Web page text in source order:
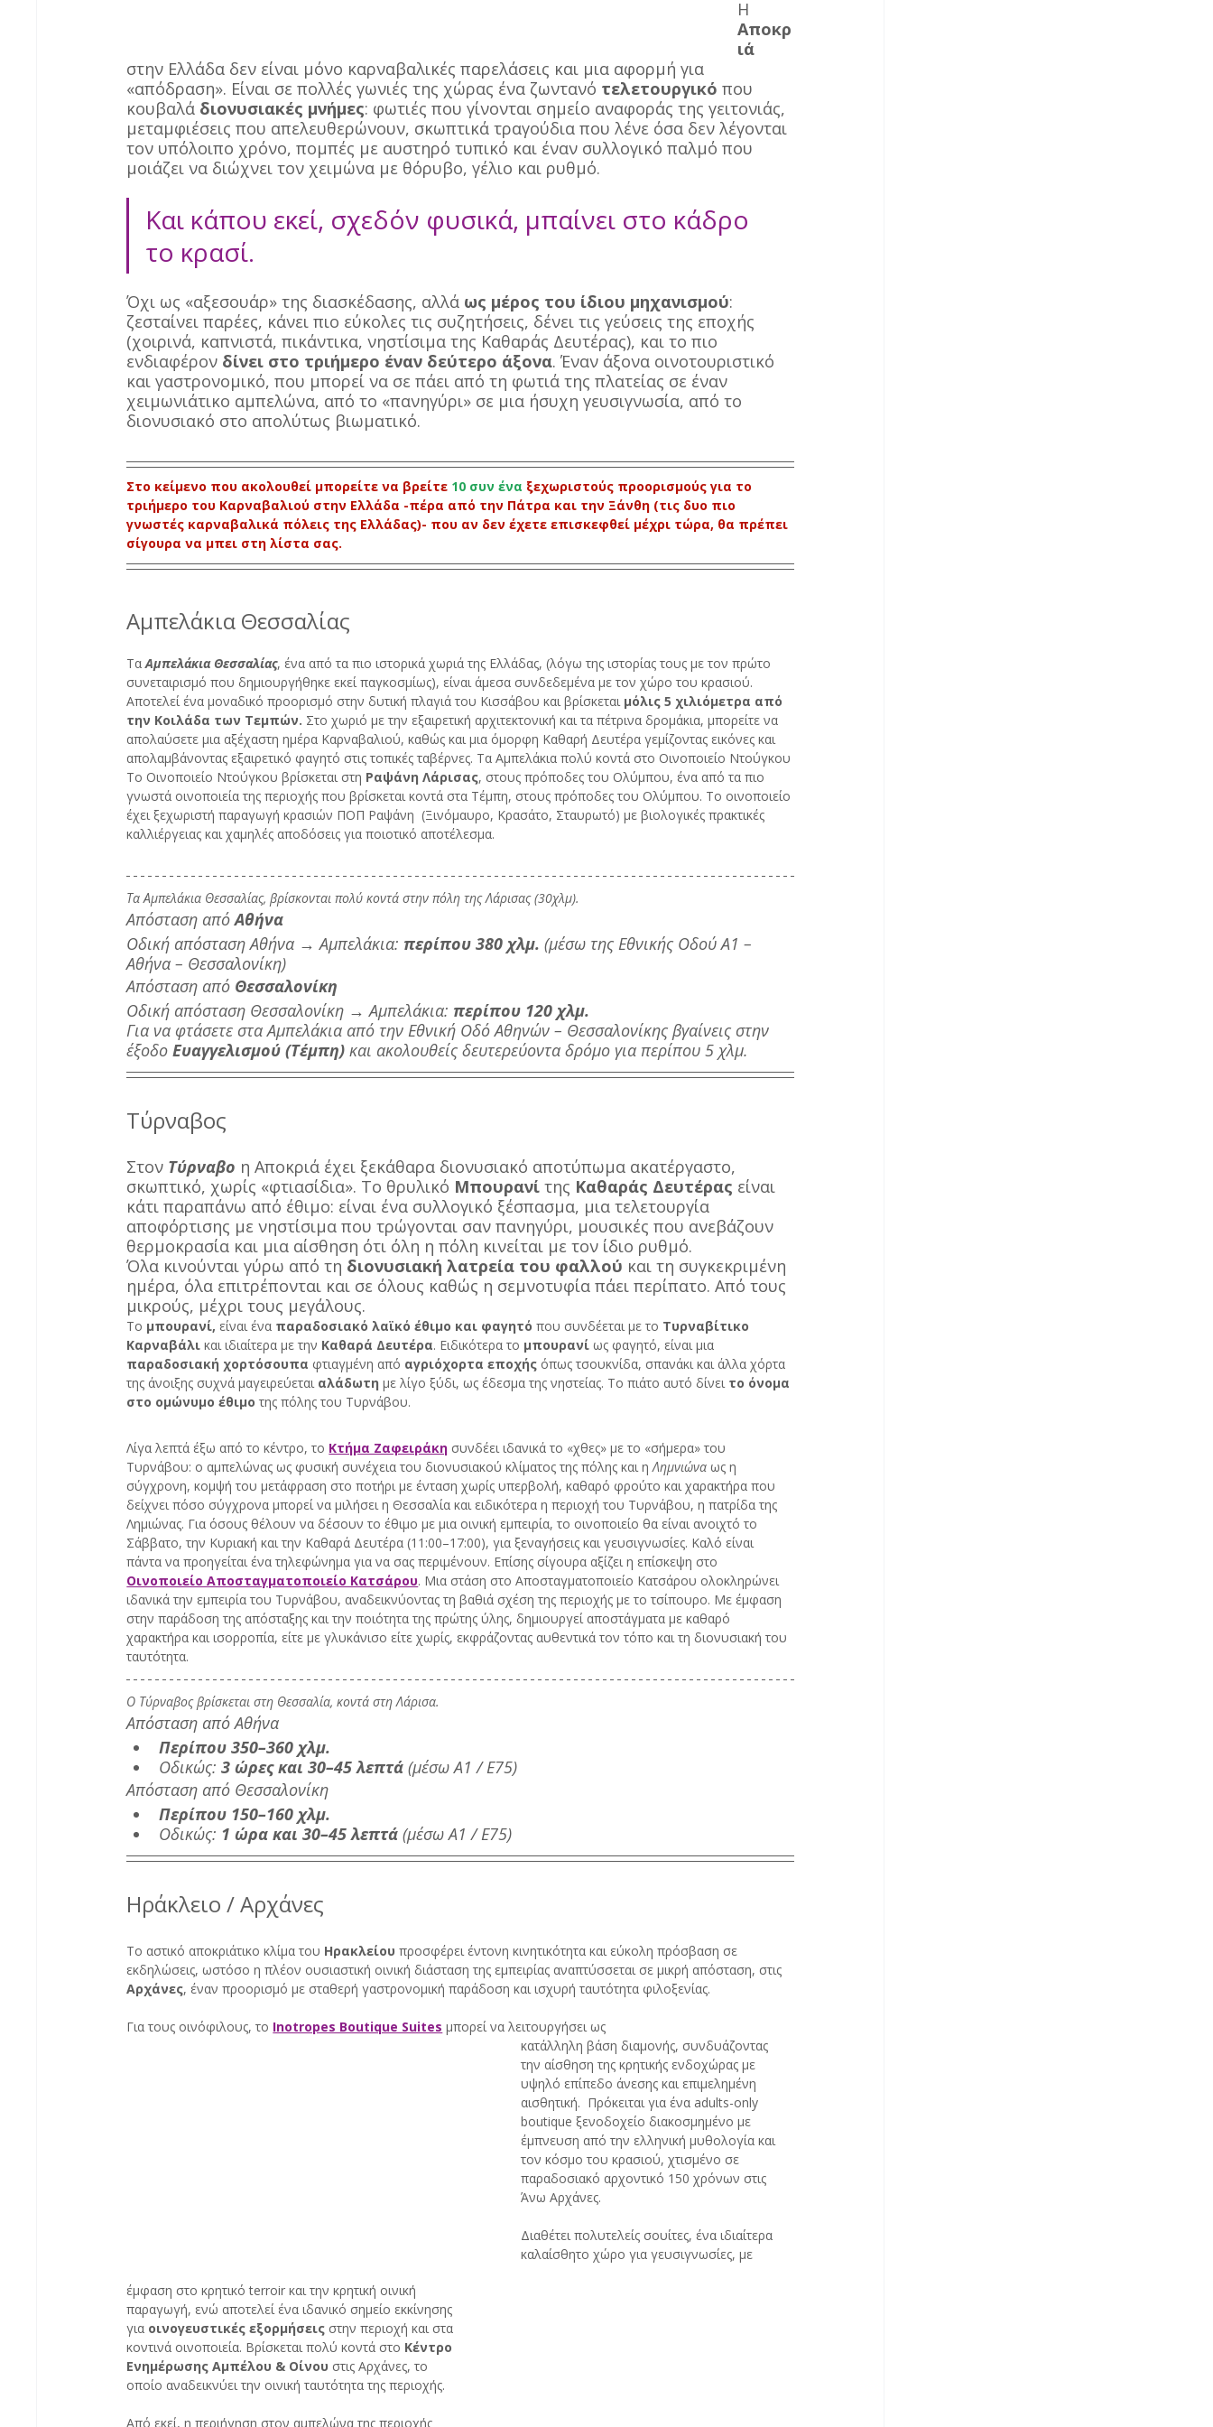
Η
Αποκρ
ιά
στην Ελλάδα δεν είναι μόνο καρναβαλικές παρελάσεις και μια αφορμή για
«απόδραση». Είναι σε πολλές γωνιές της χώρας ένα ζωντανό τελετουργικό που
κουβαλά διονυσιακές μνήμες: φωτιές που γίνονται σημείο αναφοράς της γειτονιάς,
μεταμφιέσεις που απελευθερώνουν, σκωπτικά τραγούδια που λένε όσα δεν λέγονται
τον υπόλοιπο χρόνο, πομπές με αυστηρό τυπικό και έναν συλλογικό παλμό που
μοιάζει να διώχνει τον χειμώνα με θόρυβο, γέλιο και ρυθμό.
Και κάπου εκεί, σχεδόν φυσικά, μπαίνει στο κάδρο
το κρασί.
Όχι ως «αξεσουάρ» της διασκέδασης, αλλά ως μέρος του ίδιου μηχανισμού:
ζεσταίνει παρέες, κάνει πιο εύκολες τις συζητήσεις, δένει τις γεύσεις της εποχής
(χοιρινά, καπνιστά, πικάντικα, νηστίσιμα της Καθαράς Δευτέρας), και το πιο
ενδιαφέρον δίνει στο τριήμερο έναν δεύτερο άξονα. Έναν άξονα οινοτουριστικό
και γαστρονομικό, που μπορεί να σε πάει από τη φωτιά της πλατείας σε έναν
χειμωνιάτικο αμπελώνα, από το «πανηγύρι» σε μια ήσυχη γευσιγνωσία, από το
διονυσιακό στο απολύτως βιωματικό.
Στο κείμενο που ακολουθεί μπορείτε να βρείτε 10 συν ένα ξεχωριστούς προορισμούς για το
τριήμερο του Καρναβαλιού στην Ελλάδα -πέρα από την Πάτρα και την Ξάνθη (τις δυο πιο
γνωστές καρναβαλικά πόλεις της Ελλάδας)- που αν δεν έχετε επισκεφθεί μέχρι τώρα, θα πρέπει
σίγουρα να μπει στη λίστα σας.
Αμπελάκια Θεσσαλίας
Τα Αμπελάκια Θεσσαλίας, ένα από τα πιο ιστορικά χωριά της Ελλάδας, (λόγω της ιστορίας τους με τον πρώτο
συνεταιρισμό που δημιουργήθηκε εκεί παγκοσμίως), είναι άμεσα συνδεδεμένα με τον χώρο του κρασιού.
Αποτελεί ένα μοναδικό προορισμό στην δυτική πλαγιά του Κισσάβου και βρίσκεται μόλις 5 χιλιόμετρα από
την Κοιλάδα των Τεμπών. Στο χωριό με την εξαιρετική αρχιτεκτονική και τα πέτρινα δρομάκια, μπορείτε να
απολαύσετε μια αξέχαστη ημέρα Καρναβαλιού, καθώς και μια όμορφη Καθαρή Δευτέρα γεμίζοντας εικόνες και
απολαμβάνοντας εξαιρετικό φαγητό στις τοπικές ταβέρνες. Τα Αμπελάκια πολύ κοντά στο Οινοποιείο Ντούγκου
Το Οινοποιείο Ντούγκου βρίσκεται στη Ραψάνη Λάρισας, στους πρόποδες του Ολύμπου, ένα από τα πιο
γνωστά οινοποιεία της περιοχής που βρίσκεται κοντά στα Τέμπη, στους πρόποδες του Ολύμπου. Το οινοποιείο
έχει ξεχωριστή παραγωγή κρασιών ΠΟΠ Ραψάνη  (Ξινόμαυρο, Κρασάτο, Σταυρωτό) με βιολογικές πρακτικές
καλλιέργειας και χαμηλές αποδόσεις για ποιοτικό αποτέλεσμα.
Τα Αμπελάκια Θεσσαλίας, βρίσκονται πολύ κοντά στην πόλη της Λάρισας (30χλμ).
Απόσταση από Αθήνα
Οδική απόσταση Αθήνα → Αμπελάκια: περίπου 380 χλμ. (μέσω της Εθνικής Οδού Α1 –
Αθήνα – Θεσσαλονίκη)
Απόσταση από Θεσσαλονίκη
Οδική απόσταση Θεσσαλονίκη → Αμπελάκια: περίπου 120 χλμ.
Για να φτάσετε στα Αμπελάκια από την Εθνική Οδό Αθηνών – Θεσσαλονίκης βγαίνεις στην
έξοδο Ευαγγελισμού (Τέμπη) και ακολουθείς δευτερεύοντα δρόμο για περίπου 5 χλμ.
Τύρναβος
Στον Τύρναβο η Αποκριά έχει ξεκάθαρα διονυσιακό αποτύπωμα ακατέργαστο,
σκωπτικό, χωρίς «φτιασίδια». Το θρυλικό Μπουρανί της Καθαράς Δευτέρας είναι
κάτι παραπάνω από έθιμο: είναι ένα συλλογικό ξέσπασμα, μια τελετουργία
αποφόρτισης με νηστίσιμα που τρώγονται σαν πανηγύρι, μουσικές που ανεβάζουν
θερμοκρασία και μια αίσθηση ότι όλη η πόλη κινείται με τον ίδιο ρυθμό.
Όλα κινούνται γύρω από τη διονυσιακή λατρεία του φαλλού και τη συγκεκριμένη
ημέρα, όλα επιτρέπονται και σε όλους καθώς η σεμνοτυφία πάει περίπατο. Από τους
μικρούς, μέχρι τους μεγάλους.
Το μπουρανί, είναι ένα παραδοσιακό λαϊκό έθιμο και φαγητό που συνδέεται με το Τυρναβίτικο
Καρναβάλι και ιδιαίτερα με την Καθαρά Δευτέρα. Ειδικότερα το μπουρανί ως φαγητό, είναι μια
παραδοσιακή χορτόσουπα φτιαγμένη από αγριόχορτα εποχής όπως τσουκνίδα, σπανάκι και άλλα χόρτα
της άνοιξης συχνά μαγειρεύεται αλάδωτη με λίγο ξύδι, ως έδεσμα της νηστείας. Το πιάτο αυτό δίνει το όνομα
στο ομώνυμο έθιμο της πόλης του Τυρνάβου.
Λίγα λεπτά έξω από το κέντρο, το Κτήμα Ζαφειράκη συνδέει ιδανικά το «χθες» με το «σήμερα» του
Τυρνάβου: ο αμπελώνας ως φυσική συνέχεια του διονυσιακού κλίματος της πόλης και η Λημνιώνα ως η
σύγχρονη, κομψή του μετάφραση στο ποτήρι με ένταση χωρίς υπερβολή, καθαρό φρούτο και χαρακτήρα που
δείχνει πόσο σύγχρονα μπορεί να μιλήσει η Θεσσαλία και ειδικότερα η περιοχή του Τυρνάβου, η πατρίδα της
Λημιώνας. Για όσους θέλουν να δέσουν το έθιμο με μια οινική εμπειρία, το οινοποιείο θα είναι ανοιχτό το
Σάββατο, την Κυριακή και την Καθαρά Δευτέρα (11:00–17:00), για ξεναγήσεις και γευσιγνωσίες. Καλό είναι
πάντα να προηγείται ένα τηλεφώνημα για να σας περιμένουν. Επίσης σίγουρα αξίζει η επίσκεψη στο
Οινοποιείο Αποσταγματοποιείο Κατσάρου. Μια στάση στο Αποσταγματοποιείο Κατσάρου ολοκληρώνει
ιδανικά την εμπειρία του Τυρνάβου, αναδεικνύοντας τη βαθιά σχέση της περιοχής με το τσίπουρο. Με έμφαση
στην παράδοση της απόσταξης και την ποιότητα της πρώτης ύλης, δημιουργεί αποστάγματα με καθαρό
χαρακτήρα και ισορροπία, είτε με γλυκάνισο είτε χωρίς, εκφράζοντας αυθεντικά τον τόπο και τη διονυσιακή του
ταυτότητα.
Ο Τύρναβος βρίσκεται στη Θεσσαλία, κοντά στη Λάρισα.
Απόσταση από Αθήνα
Περίπου 350–360 χλμ.
Οδικώς: 3 ώρες και 30–45 λεπτά (μέσω Α1 / Ε75)
Απόσταση από Θεσσαλονίκη
Περίπου 150–160 χλμ.
Οδικώς: 1 ώρα και 30–45 λεπτά (μέσω Α1 / Ε75)
Ηράκλειο / Αρχάνες
Το αστικό αποκριάτικο κλίμα του Ηρακλείου προσφέρει έντονη κινητικότητα και εύκολη πρόσβαση σε
εκδηλώσεις, ωστόσο η πλέον ουσιαστική οινική διάσταση της εμπειρίας αναπτύσσεται σε μικρή απόσταση, στις
Αρχάνες, έναν προορισμό με σταθερή γαστρονομική παράδοση και ισχυρή ταυτότητα φιλοξενίας.
Για τους οινόφιλους, το Inotropes Boutique Suites μπορεί να λειτουργήσει ως
κατάλληλη βάση διαμονής, συνδυάζοντας
την αίσθηση της κρητικής ενδοχώρας με
υψηλό επίπεδο άνεσης και επιμελημένη
αισθητική.  Πρόκειται για ένα adults-only
boutique ξενοδοχείο διακοσμημένο με
έμπνευση από την ελληνική μυθολογία και
τον κόσμο του κρασιού, χτισμένο σε
παραδοσιακό αρχοντικό 150 χρόνων στις
Άνω Αρχάνες.
Διαθέτει πολυτελείς σουίτες, ένα ιδιαίτερα
καλαίσθητο χώρο για γευσιγνωσίες, με
έμφαση στο κρητικό terroir και την κρητική οινική
παραγωγή, ενώ αποτελεί ένα ιδανικό σημείο εκκίνησης
για οινογευστικές εξορμήσεις στην περιοχή και στα
κοντινά οινοποιεία. Βρίσκεται πολύ κοντά στο Κέντρο
Ενημέρωσης Αμπέλου & Οίνου στις Αρχάνες, το
οποίο αναδεικνύει την οινική ταυτότητα της περιοχής.
Από εκεί, η περιήγηση στον αμπελώνα της περιοχής